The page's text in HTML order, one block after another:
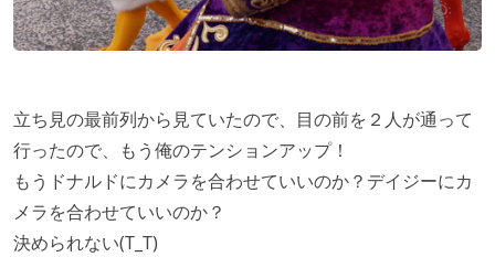
立ち見の最前列から見ていたので、目の前を２人が通って
行ったので、もう俺のテンションアップ！
もうドナルドにカメラを合わせていいのか？デイジーにカ
メラを合わせていいのか？
決められない(T_T)